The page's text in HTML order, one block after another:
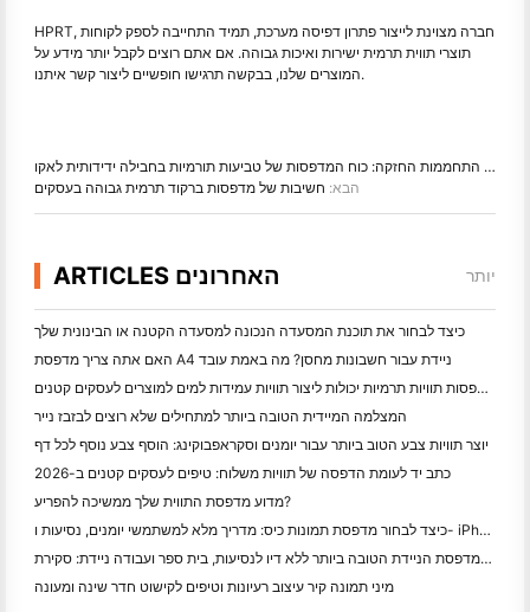
HPRT, חברה מצוינת לייצור פתרון דפיסה מערכת, תמיד התחייבה לספק לקוחות
תוצרי תווית תרמית ישירות ואיכות גבוהה. אם אתם רוצים לקבל יותר מידע על
המוצרים שלנו, בבקשה תרגישו חופשיים ליצור קשר איתנו.
פרב: התחממות החזקה: כוח המדפסות של טביעות תורמיות בחבילה ידידותית לאקו
הבא: חשיבות של מדפסות ברקוד תרמית גבוהה בעסקים
ARTICLES האחרונים יותר
כיצד לבחור את תוכנת המסעדה הנכונה למסעדה הקטנה או הבינונית שלך
האם אתה צריך מדפסת A4 ניידת עבור חשבונות מחסן? מה באמת עובד
האם מדפסות תוויות תרמיות יכולות ליצור תוויות עמידות למים למוצרים לעסקים קטנים?
המצלמה המיידית הטובה ביותר למתחילים שלא רוצים לבזבז נייר
יוצר תוויות צבע הטוב ביותר עבור יומנים וסקראפבוקינג: הוסף צבע נוסף לכל דף
כתב יד לעומת הדפסה של תוויות משלוח: טיפים לעסקים קטנים ב-2026
מדוע מדפסת התווית שלך ממשיכה להפריע?
כיצד לבחור מדפסת תמונות כיס: מדריך מלא למשתמשי יומנים, נסיעות ו- iPhone
המדפסת הניידת הטובה ביותר ללא דיו לנסיעות, בית ספר ועבודה ניידת: סקירת Hanin MT620 Pro
מיני תמונה קיר עיצוב רעיונות וטיפים לקישוט חדר שינה ומעונה